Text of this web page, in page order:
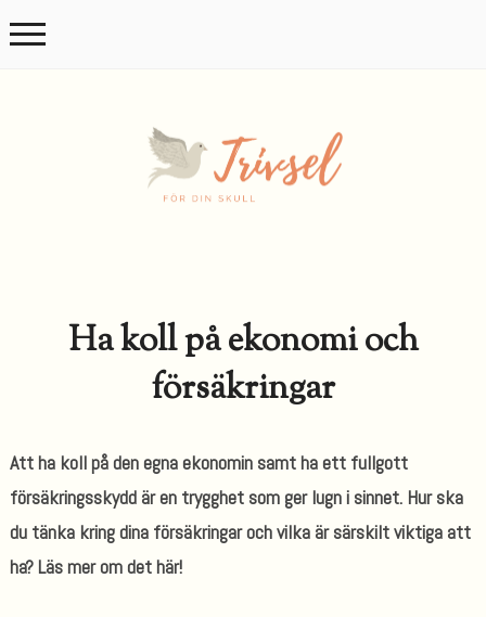
Ha koll på ekonomi och
försäkringar
Att ha koll på den egna ekonomin samt ha ett fullgott
försäkringsskydd är en trygghet som ger lugn i sinnet. Hur ska
du tänka kring dina försäkringar och vilka är särskilt viktiga att
ha? Läs mer om det här!